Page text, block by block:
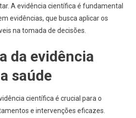
A evidência científica é fundamental
evidências, que busca aplicar os
na tomada de decisões.
da evidência
saúde
científica é crucial para o
e intervenções eficazes.